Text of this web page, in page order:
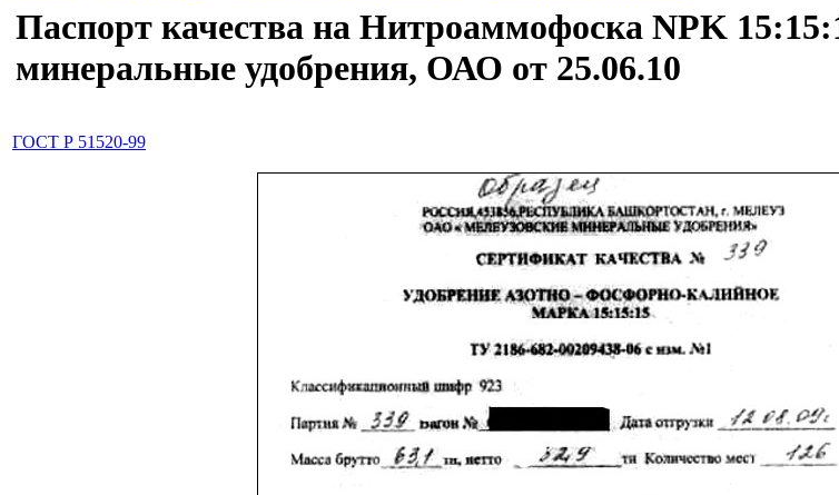
Паспорт качества на Нитроаммофоска NPK
минеральные удобрения, ОАО от 25.06.10
ГОСТ Р 51520-99